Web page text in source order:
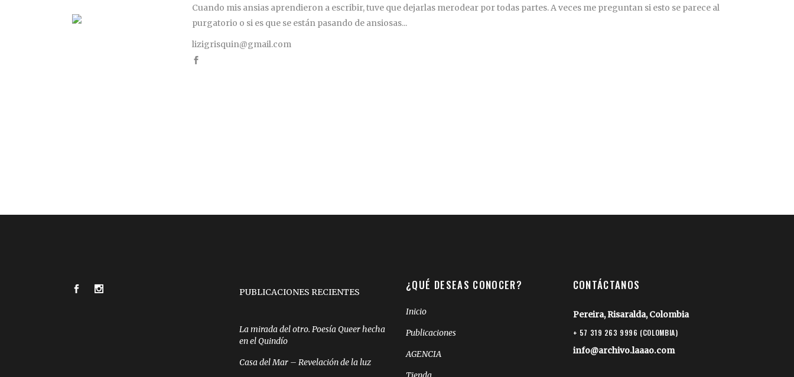
Cuando mis ansias aprendieron a escribir, tuve que dejarlas merodear por todas partes. A veces me preguntan si esto se parece al
purgatorio o si es que se están pasando de ansiosas...
lizigrisquin@gmail.com
PUBLICACIONES RECIENTES
La mirada del otro. Poesía Queer hecha
en el Quindío
Casa del Mar – Revelación de la luz
¿QUÉ DESEAS CONOCER?
Inicio
Publicaciones
AGENCIA
CONTÁCTANOS
Pereira, Risaralda, Colombia
+ 57 319 263 9996 (COLOMBIA)
info@archivo.laaao.com